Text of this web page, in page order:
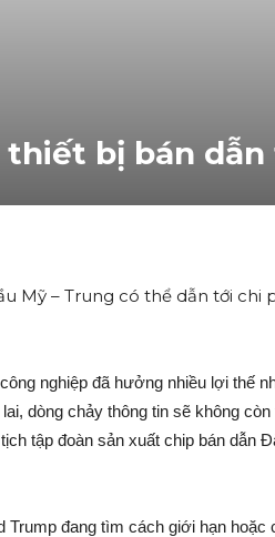
thiết bị bán
Mỹ – Trung có thể dẫn tới
nghiệp đã hưởng nhiều lợi thế
dòng chảy thông tin sẽ không
tập đoàn sản xuất chip bán
Trump đang tìm cách giới hạn